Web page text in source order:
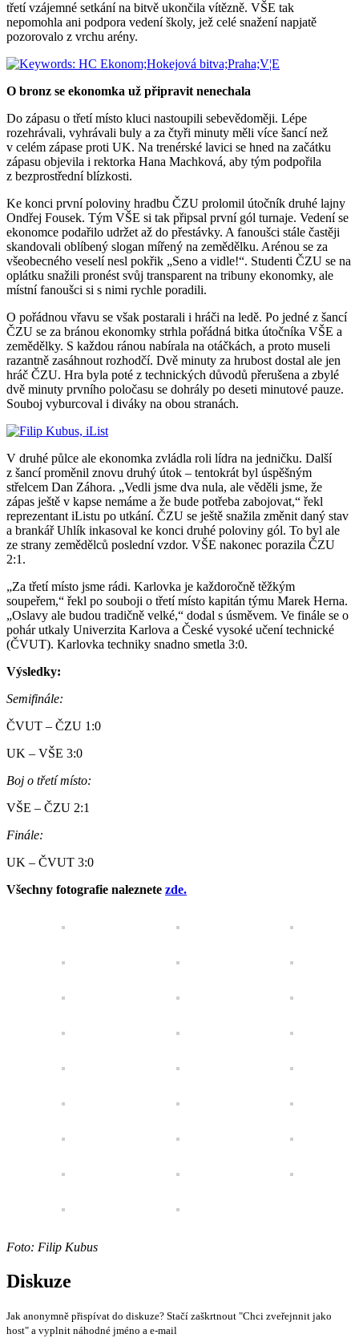
třetí vzájemné setkání na bitvě ukončila vítězně. VŠE tak
nepomohla ani podpora vedení školy, jež celé snažení napjatě
pozorovalo z vrchu arény.
O bronz se ekonomka už připravit nenechala
Do zápasu o třetí místo kluci nastoupili sebevědoměji. Lépe
rozehrávali, vyhrávali buly a za čtyři minuty měli více šancí než
v celém zápase proti UK. Na trenérské lavici se hned na začátku
zápasu objevila i rektorka Hana Machková, aby tým podpořila
z bezprostřední blízkosti.
Ke konci první poloviny hradbu ČZU prolomil útočník druhé lajny
Ondřej Fousek. Tým VŠE si tak připsal první gól turnaje. Vedení se
ekonomce podařilo udržet až do přestávky. A fanoušci stále častěji
skandovali oblíbený slogan mířený na zemědělku. Arénou se za
všeobecného veselí nesl pokřik „Seno a vidle!“. Studenti ČZU se na
oplátku snažili pronést svůj transparent na tribuny ekonomky, ale
místní fanoušci si s nimi rychle poradili.
O pořádnou vřavu se však postarali i hráči na ledě. Po jedné z šancí
ČZU se za bránou ekonomky strhla pořádná bitka útočníka VŠE a
zemědělky. S každou ránou nabírala na otáčkách, a proto museli
razantně zasáhnout rozhodčí. Dvě minuty za hrubost dostal ale jen
hráč ČZU. Hra byla poté z technických důvodů přerušena a zbylé
dvě minuty prvního poločasu se dohrály po deseti minutové pauze.
Souboj vyburcoval i diváky na obou stranách.
V druhé půlce ale ekonomka zvládla roli lídra na jedničku. Další
z šancí proměnil znovu druhý útok – tentokrát byl úspěšným
střelcem Dan Záhora. „Vedli jsme dva nula, ale věděli jsme, že
zápas ještě v kapse nemáme a že bude potřeba zabojovat,“ řekl
reprezentant iListu po utkání. ČZU se ještě snažila změnit daný stav
a brankář Uhlík inkasoval ke konci druhé poloviny gól. To byl ale
ze strany zemědělců poslední vzdor. VŠE nakonec porazila ČZU
2:1.
„Za třetí místo jsme rádi. Karlovka je každoročně těžkým
soupeřem,“ řekl po souboji o třetí místo kapitán týmu Marek Herna.
„Oslavy ale budou tradičně velké,“ dodal s úsměvem. Ve finále se o
pohár utkaly Univerzita Karlova a České vysoké učení technické
(ČVUT). Karlovka techniky snadno smetla 3:0.
Výsledky:
Semifinále:
ČVUT – ČZU 1:0
UK – VŠE 3:0
Boj o třetí místo:
VŠE – ČZU 2:1
Finále:
UK – ČVUT 3:0
Všechny fotografie naleznete zde.
Foto: Filip Kubus
Diskuze
Jak anonymně přispívat do diskuze? Stačí zaškrtnout "Chci zveřejnnit jako
host" a vyplnit náhodné jméno a e-mail